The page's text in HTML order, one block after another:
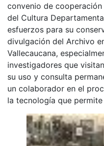
convenio de
del Cultura
esfuerzos para su
divulgación del Archivo
Vallecaucana,
investigadores que
su uso y consulta
un colaborador en el
la tecnología que